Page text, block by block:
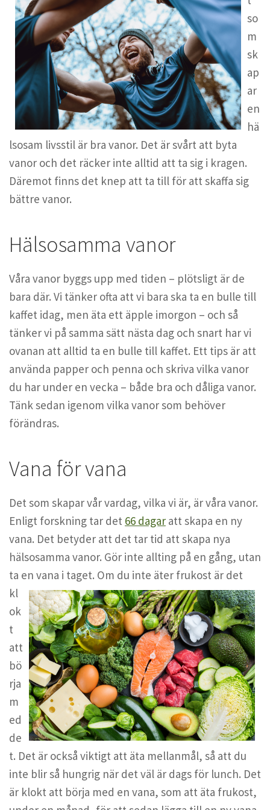
so
m
sk
ap
ar
en
hä
lsosam livsstil är bra vanor. Det är svårt att byta
vanor och det räcker inte alltid att ta sig i kragen.
Däremot finns det knep att ta till för att skaffa sig
bättre vanor.
Hälsosamma vanor
Våra vanor byggs upp med tiden – plötsligt är de
bara där. Vi tänker ofta att vi bara ska ta en bulle till
kaffet idag, men äta ett äpple imorgon – och så
tänker vi på samma sätt nästa dag och snart har vi
ovanan att alltid ta en bulle till kaffet. Ett tips är att
använda papper och penna och skriva vilka vanor
du har under en vecka – både bra och dåliga vanor.
Tänk sedan igenom vilka vanor som behöver
förändras.
Vana för vana
Det som skapar vår vardag, vilka vi är, är våra vanor.
Enligt forskning tar det 66 dagar att skapa en ny
vana. Det betyder att det tar tid att skapa nya
hälsosamma vanor. Gör inte allting på en gång, utan
ta en vana i taget. Om du inte äter frukost är det
kl
ok
t
att
bö
rja
m
ed
de
t. Det är också viktigt att äta mellanmål, så att du
inte blir så hungrig när det väl är dags för lunch. Det
är klokt att börja med en vana, som att äta frukost,